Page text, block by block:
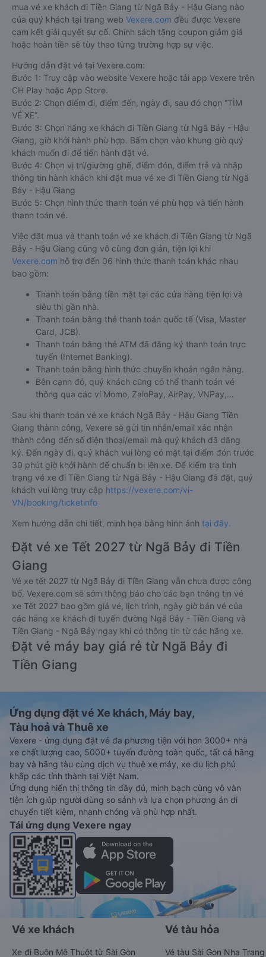
mua vé xe khách đi Tiền Giang từ Ngã Bảy - Hậu Giang nào
của quý khách tại trang web Vexere.com đều được Vexere
cam kết giải quyết sự cố. Chính sách tặng coupon giảm giá
hoặc hoàn tiền sẽ tùy theo từng trường hợp sự việc.
Hướng dẫn đặt vé tại Vexere.com:
Bước 1: Truy cập vào website Vexere hoặc tải app Vexere trên
CH Play hoặc App Store.
Bước 2: Chọn điểm đi, điểm đến, ngày đi, sau đó chọn “TÌM
VÉ XE”.
Bước 3: Chọn hãng xe khách đi Tiền Giang từ Ngã Bảy - Hậu
Giang, giờ khởi hành phù hợp. Bấm chọn vào khung giờ quý
khách muốn đi để tiến hành đặt vé.
Bước 4: Chọn vị trí/giường ghế, điểm đón, điểm trả và nhập
thông tin hành khách khi đặt mua vé xe đi Tiền Giang từ Ngã
Bảy - Hậu Giang
Bước 5: Chọn hình thức thanh toán vé phù hợp và tiến hành
thanh toán vé.
Việc đặt mua và thanh toán vé xe khách đi Tiền Giang từ Ngã
Bảy - Hậu Giang cũng vô cùng đơn giản, tiện lợi khi
Vexere.com hỗ trợ đến 06 hình thức thanh toán khác nhau
bao gồm:
Thanh toán bằng tiền mặt tại các cửa hàng tiện lợi và
siêu thị gần nhà.
Thanh toán bằng thẻ thanh toán quốc tế (Visa, Master
Card, JCB).
Thanh toán bằng thẻ ATM đã đăng ký thanh toán trực
tuyến (Internet Banking).
Thanh toán bằng hình thức chuyển khoản ngân hàng.
Bên cạnh đó, quý khách cũng có thể thanh toán vé
thông qua các ví Momo, ZaloPay, AirPay, VNPay,…
Sau khi thanh toán vé xe khách Ngã Bảy - Hậu Giang Tiền
Giang thành công, Vexere sẽ gửi tin nhắn/email xác nhận
thành công đến số điện thoại/email mà quý khách đã đăng
ký. Đến ngày đi, quý khách vui lòng có mặt tại điểm đón trước
30 phút giờ khởi hành để chuẩn bị lên xe. Để kiểm tra tình
trạng vé xe đi Tiền Giang từ Ngã Bảy - Hậu Giang đã đặt, quý
khách vui lòng truy cập https://vexere.com/vi-
VN/booking/ticketinfo
Xem hướng dẫn chi tiết, minh họa bằng hình ảnh tại đây.
Đặt vé xe Tết 2027 từ Ngã Bảy đi Tiền
Giang
Vé xe tết 2027 từ Ngã Bảy đi Tiền Giang vẫn chưa được công
bố. Vexere.com sẽ sớm thông báo cho các bạn thông tin vé
xe Tết 2027 bao gồm giá vé, lịch trình, ngày giờ bán vé của
các hãng xe khách đi tuyến đường Ngã Bảy - Tiền Giang và
Tiền Giang - Ngã Bảy ngay khi có thông tin từ các hãng xe.
Đặt vé máy bay giá rẻ từ Ngã Bảy đi
Tiền Giang
Ứng dụng đặt vé Xe khách, Máy bay,
Tàu hoả và Thuê xe
Vexere - ứng dụng đặt vé đa phương tiện với hơn 3000+ nhà
xe chất lượng cao, 5000+ tuyến đường toàn quốc, tất cả hãng
bay và hãng tàu cùng dịch vụ thuê xe máy, xe du lịch phủ
khắp các tỉnh thành tại Việt Nam.
Ứng dụng hiển thị thông tin đầy đủ, minh bạch cùng vô vàn
tiện ích giúp người dùng so sánh và lựa chọn phương án di
chuyển tiết kiệm, nhanh chóng và phù hợp nhất.
Tải ứng dụng Vexere ngay
Vé xe khách
Xe đi Buôn Mê Thuột từ Sài Gòn
Vé tàu hỏa
Vé tàu Sài Gòn Nha Trang